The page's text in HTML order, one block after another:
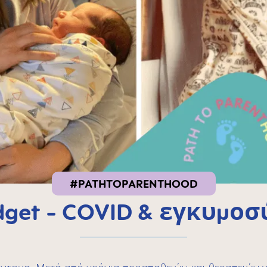
#PATHTOPARENTHOOD
- COVID &